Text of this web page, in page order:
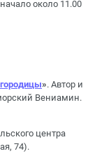
около 11.00
». Автор и
Вениамин.
центра
74).